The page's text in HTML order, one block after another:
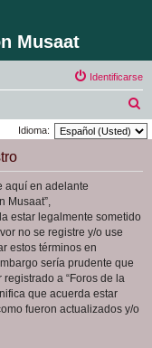
Musaat
Identificarse
u
Idioma:
aquí en adelante
Musaat”,
estar legalmente sometido
no se registre y/o use
estos términos en
sería prudente que
a “Foros de la
que acuerda estar
fueron actualizados y/o